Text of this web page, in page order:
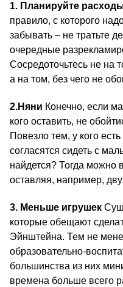
1. Планируйте
правило, с которого
забывать – не тратьте
очередные
Сосредоточьтесь не на
а на том, без чего не
2.Няни Конечно, если
кого оставить, не
Повезло тем, у кого
согласятся сидеть с
найдется? Тогда можно
оставляя, например,
3. Меньше игрушек
которые обещают
Эйнштейна. Тем не
образовательно-
большинства из них
времена больше всего